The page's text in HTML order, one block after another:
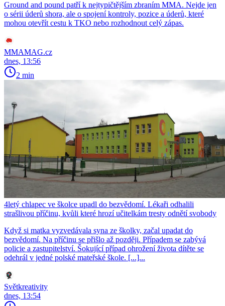
Ground and pound patří k nejtypičtějším zbraním MMA. Nejde jen
o sérii úderů shora, ale o spojení kontroly, pozice a úderů, které
mohou otevřít cestu k TKO nebo rozhodnout celý zápas.
MMAMAG.cz
dnes, 13:56
2 min
4letý chlapec ve školce upadl do bezvědomí. Lékaři odhalili
strašlivou příčinu, kvůli které hrozí učitelkám tresty odnětí svobody
Když si matka vyzvedávala syna ze školky, začal upadat do
bezvědomí. Na příčinu se přišlo až později. Případem se zabývá
policie a zastupitelství. Šokující případ ohrožení života dítěte se
odehrál v jedné polské mateřské škole. [...]...
Světkreativity
dnes, 13:54